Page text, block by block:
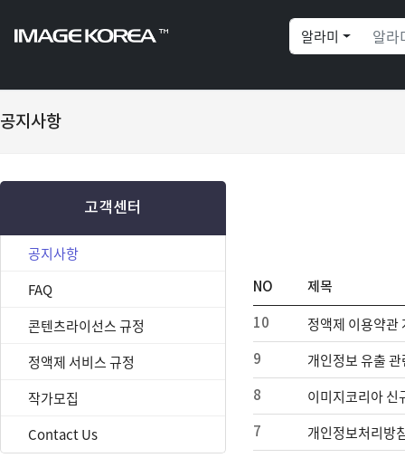
알라미
공지사항
고객센터
공지사항
FAQ
콘텐츠라이선스 규정
정액제 서비스 규정
작가모집
Contact Us
NO 제목
10 정액제 이용약관
9 개인정보 유출
8 이미지코리아 신
7 개인정보처리방